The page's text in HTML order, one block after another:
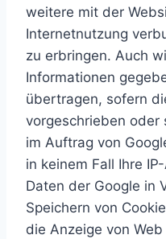
weitere mit der
Internetnutzung
zu erbringen. Auch
Informationen
übertragen, sofern
vorgeschrieben oder
im Auftrag von
in keinem Fall Ihre
Daten der Google in
Speichern von
die Anzeige von